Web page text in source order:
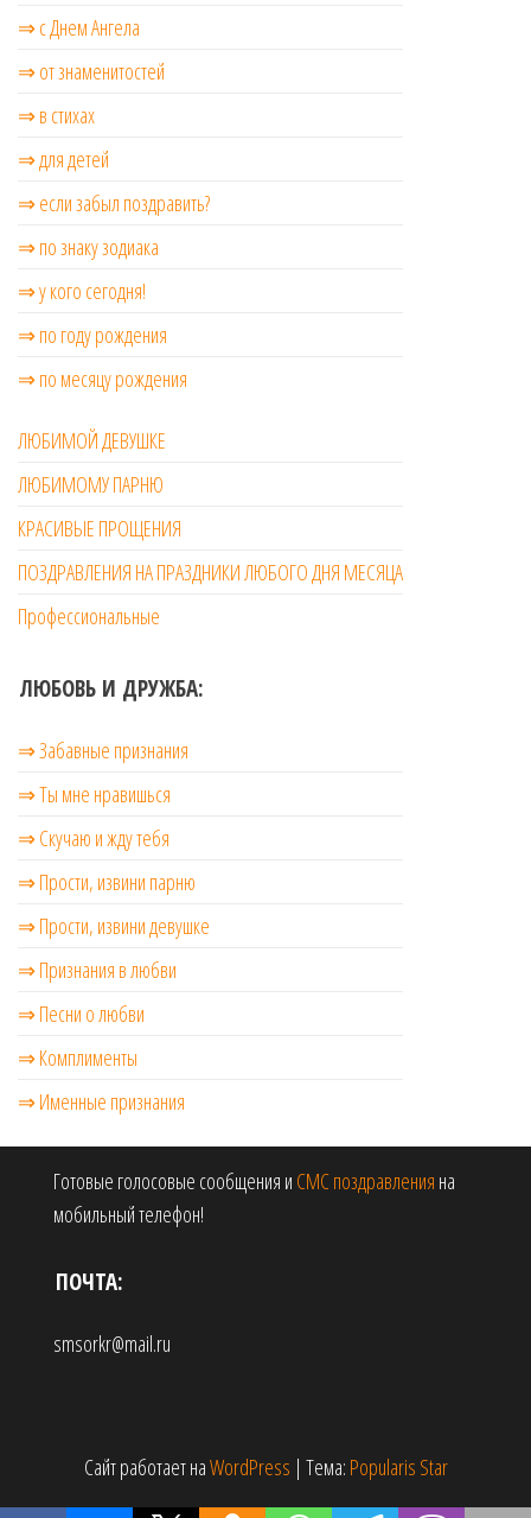
⇒ с Днем Ангела
⇒ от знаменитостей
⇒ в стихах
⇒ для детей
⇒ если забыл поздравить?
⇒ по знаку зодиака
⇒ у кого сегодня!
⇒ по году рождения
⇒ по месяцу рождения
ЛЮБИМОЙ ДЕВУШКЕ
ЛЮБИМОМУ ПАРНЮ
КРАСИВЫЕ ПРОЩЕНИЯ
ПОЗДРАВЛЕНИЯ НА ПРАЗДНИКИ ЛЮБОГО ДНЯ МЕСЯЦА
Профессиональные
ЛЮБОВЬ И ДРУЖБА:
⇒ Забавные признания
⇒ Ты мне нравишься
⇒ Скучаю и жду тебя
⇒ Прости, извини парню
⇒ Прости, извини девушке
⇒ Признания в любви
⇒ Песни о любви
⇒ Комплименты
⇒ Именные признания
Готовые голосовые сообщения и СМС поздравления на
мобильный телефон!
ПОЧТА:
smsorkr@mail.ru
Сайт работает наWordPress | Тема: Popularis Star